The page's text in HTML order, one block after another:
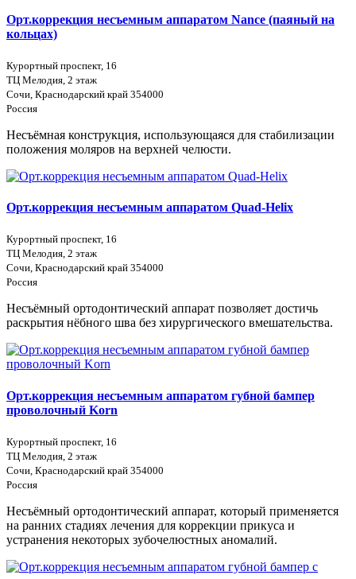
Орт.коррекция несъемным аппаратом Nance (паяный на
кольцах)
Курортный проспект, 16
ТЦ Мелодия, 2 этаж
Сочи, Краснодарский край 354000
Россия
Несъёмная конструкция, использующаяся для стабилизации
положения моляров на верхней челюсти.
Орт.коррекция несъемным аппаратом Quad-Helix
Курортный проспект, 16
ТЦ Мелодия, 2 этаж
Сочи, Краснодарский край 354000
Россия
Несъёмный ортодонтический аппарат позволяет достичь
раскрытия нёбного шва без хирургического вмешательства.
Орт.коррекция несъемным аппаратом губной бампер
проволочный Korn
Курортный проспект, 16
ТЦ Мелодия, 2 этаж
Сочи, Краснодарский край 354000
Россия
Несъёмный ортодонтический аппарат, который применяется
на ранних стадиях лечения для коррекции прикуса и
устранения некоторых зубочелюстных аномалий.